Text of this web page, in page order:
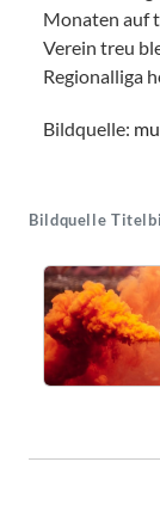
Monaten auf
Verein treu
Regionalliga
Bildquelle:
Bildquelle